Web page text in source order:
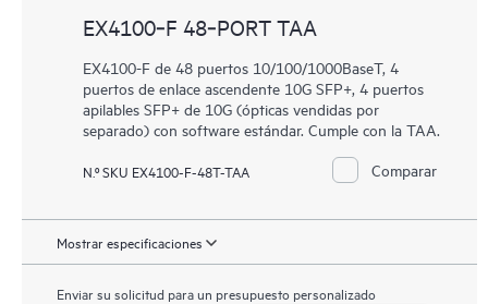
EX4100‑F 48‑PORT TAA
EX4100-F de 48 puertos 10/100/1000BaseT, 4
puertos de enlace ascendente 10G SFP+, 4 puertos
apilables SFP+ de 10G (ópticas vendidas por
separado) con software estándar. Cumple con la TAA.
N.º SKU EX4100-F-48T-TAA Comparar
Mostrar especificaciones
Enviar su solicitud para un presupuesto personalizado